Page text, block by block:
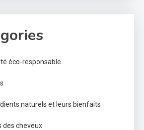
éco-responsable
naturels et leurs bienfaits
des cheveux